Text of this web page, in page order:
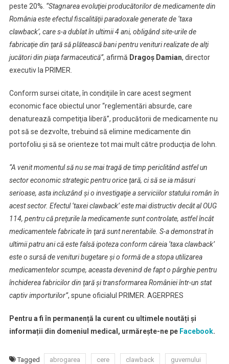
peste 20%. “Stagnarea evoluţiei producătorilor de medicamente din
România este efectul fiscalităţii paradoxale generate de ‘taxa
clawback’, care s-a dublat în ultimii 4 ani, obligând site-urile de
fabricaţie din ţară să plătească bani pentru venituri realizate de alţi
jucători din piaţa farmaceutică”, afirmă Dragoş Damian, director
executiv la PRIMER.
Conform sursei citate, în condiţiile în care acest segment
economic face obiectul unor “reglementări absurde, care
denaturează competiţia liberă”, producătorii de medicamente nu
pot să se dezvolte, trebuind să elimine medicamente din
portofoliu şi să se orienteze tot mai mult către producţia de lohn.
“A venit momentul să nu se mai tragă de timp periclitând astfel un
sector economic strategic pentru orice ţară, ci să se ia măsuri
serioase, asta incluzând şi o investigaţie a serviciilor statului român în
acest sector. Efectul ‘taxei clawback’ este mai distructiv decât al OUG
114, pentru că preţurile la medicamente sunt controlate, astfel încât
medicamentele fabricate în ţară sunt nerentabile. S-a demonstrat în
ultimii patru ani că este falsă ipoteza conform căreia ‘taxa clawback’
este o sursă de venituri bugetare şi o formă de a stopa utilizarea
medicamentelor scumpe, aceasta devenind de fapt o pârghie pentru
închiderea fabricilor din ţară şi transformarea României într-un stat
captiv importurilor”, spune oficialul PRIMER. AGERPRES
Pentru a fi în permanență la curent cu ultimele noutăți și
informații din domeniul medical, urmărește-ne pe Facebook.
Tagged abrogarea cere clawback
guvernului